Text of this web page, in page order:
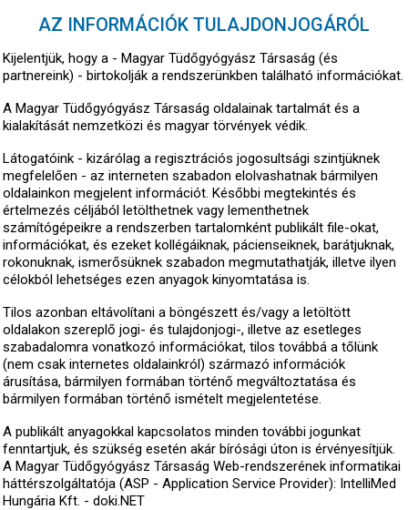
AZ INFORMÁCIÓK TULAJDONJOGÁRÓL
Kijelentjük, hogy a - Magyar Tüdőgyógyász Társaság (és
partnereink) - birtokolják a rendszerünkben található információkat.
A Magyar Tüdőgyógyász Társaság oldalainak tartalmát és a
kialakítását nemzetközi és magyar törvények védik.
Látogatóink - kizárólag a regisztrációs jogosultsági szintjüknek
megfelelően - az interneten szabadon elolvashatnak bármilyen
oldalainkon megjelent információt. Későbbi megtekintés és
értelmezés céljából letölthetnek vagy lementhetnek
számítógépeikre a rendszerben tartalomként publikált file-okat,
információkat, és ezeket kollégáiknak, pácienseiknek, barátjuknak,
rokonuknak, ismerősüknek szabadon megmutathatják, illetve ilyen
célokból lehetséges ezen anyagok kinyomtatása is.
Tilos azonban eltávolítani a böngészett és/vagy a letöltött
oldalakon szereplő jogi- és tulajdonjogi-, illetve az esetleges
szabadalomra vonatkozó információkat, tilos továbbá a tőlünk
(nem csak internetes oldalainkról) származó információk
árusítása, bármilyen formában történő megváltoztatása és
bármilyen formában történő ismételt megjelentetése.
A publikált anyagokkal kapcsolatos minden további jogunkat
fenntartjuk, és szükség esetén akár bírósági úton is érvényesítjük.
A Magyar Tüdőgyógyász Társaság Web-rendszerének informatikai
háttérszolgáltatója (ASP - Application Service Provider): IntelliMed
Hungária Kft. - doki.NET